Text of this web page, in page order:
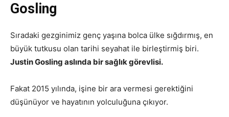
Gosling
Sıradaki gezginimiz genç yaşına bolca ülke sığdırmış, en
büyük tutkusu olan tarihi seyahat ile birleştirmiş biri.
Justin Gosling aslında bir sağlık görevlisi.
Fakat 2015 yılında, işine bir ara vermesi gerektiğini
düşünüyor ve hayatının yolculuğuna çıkıyor.